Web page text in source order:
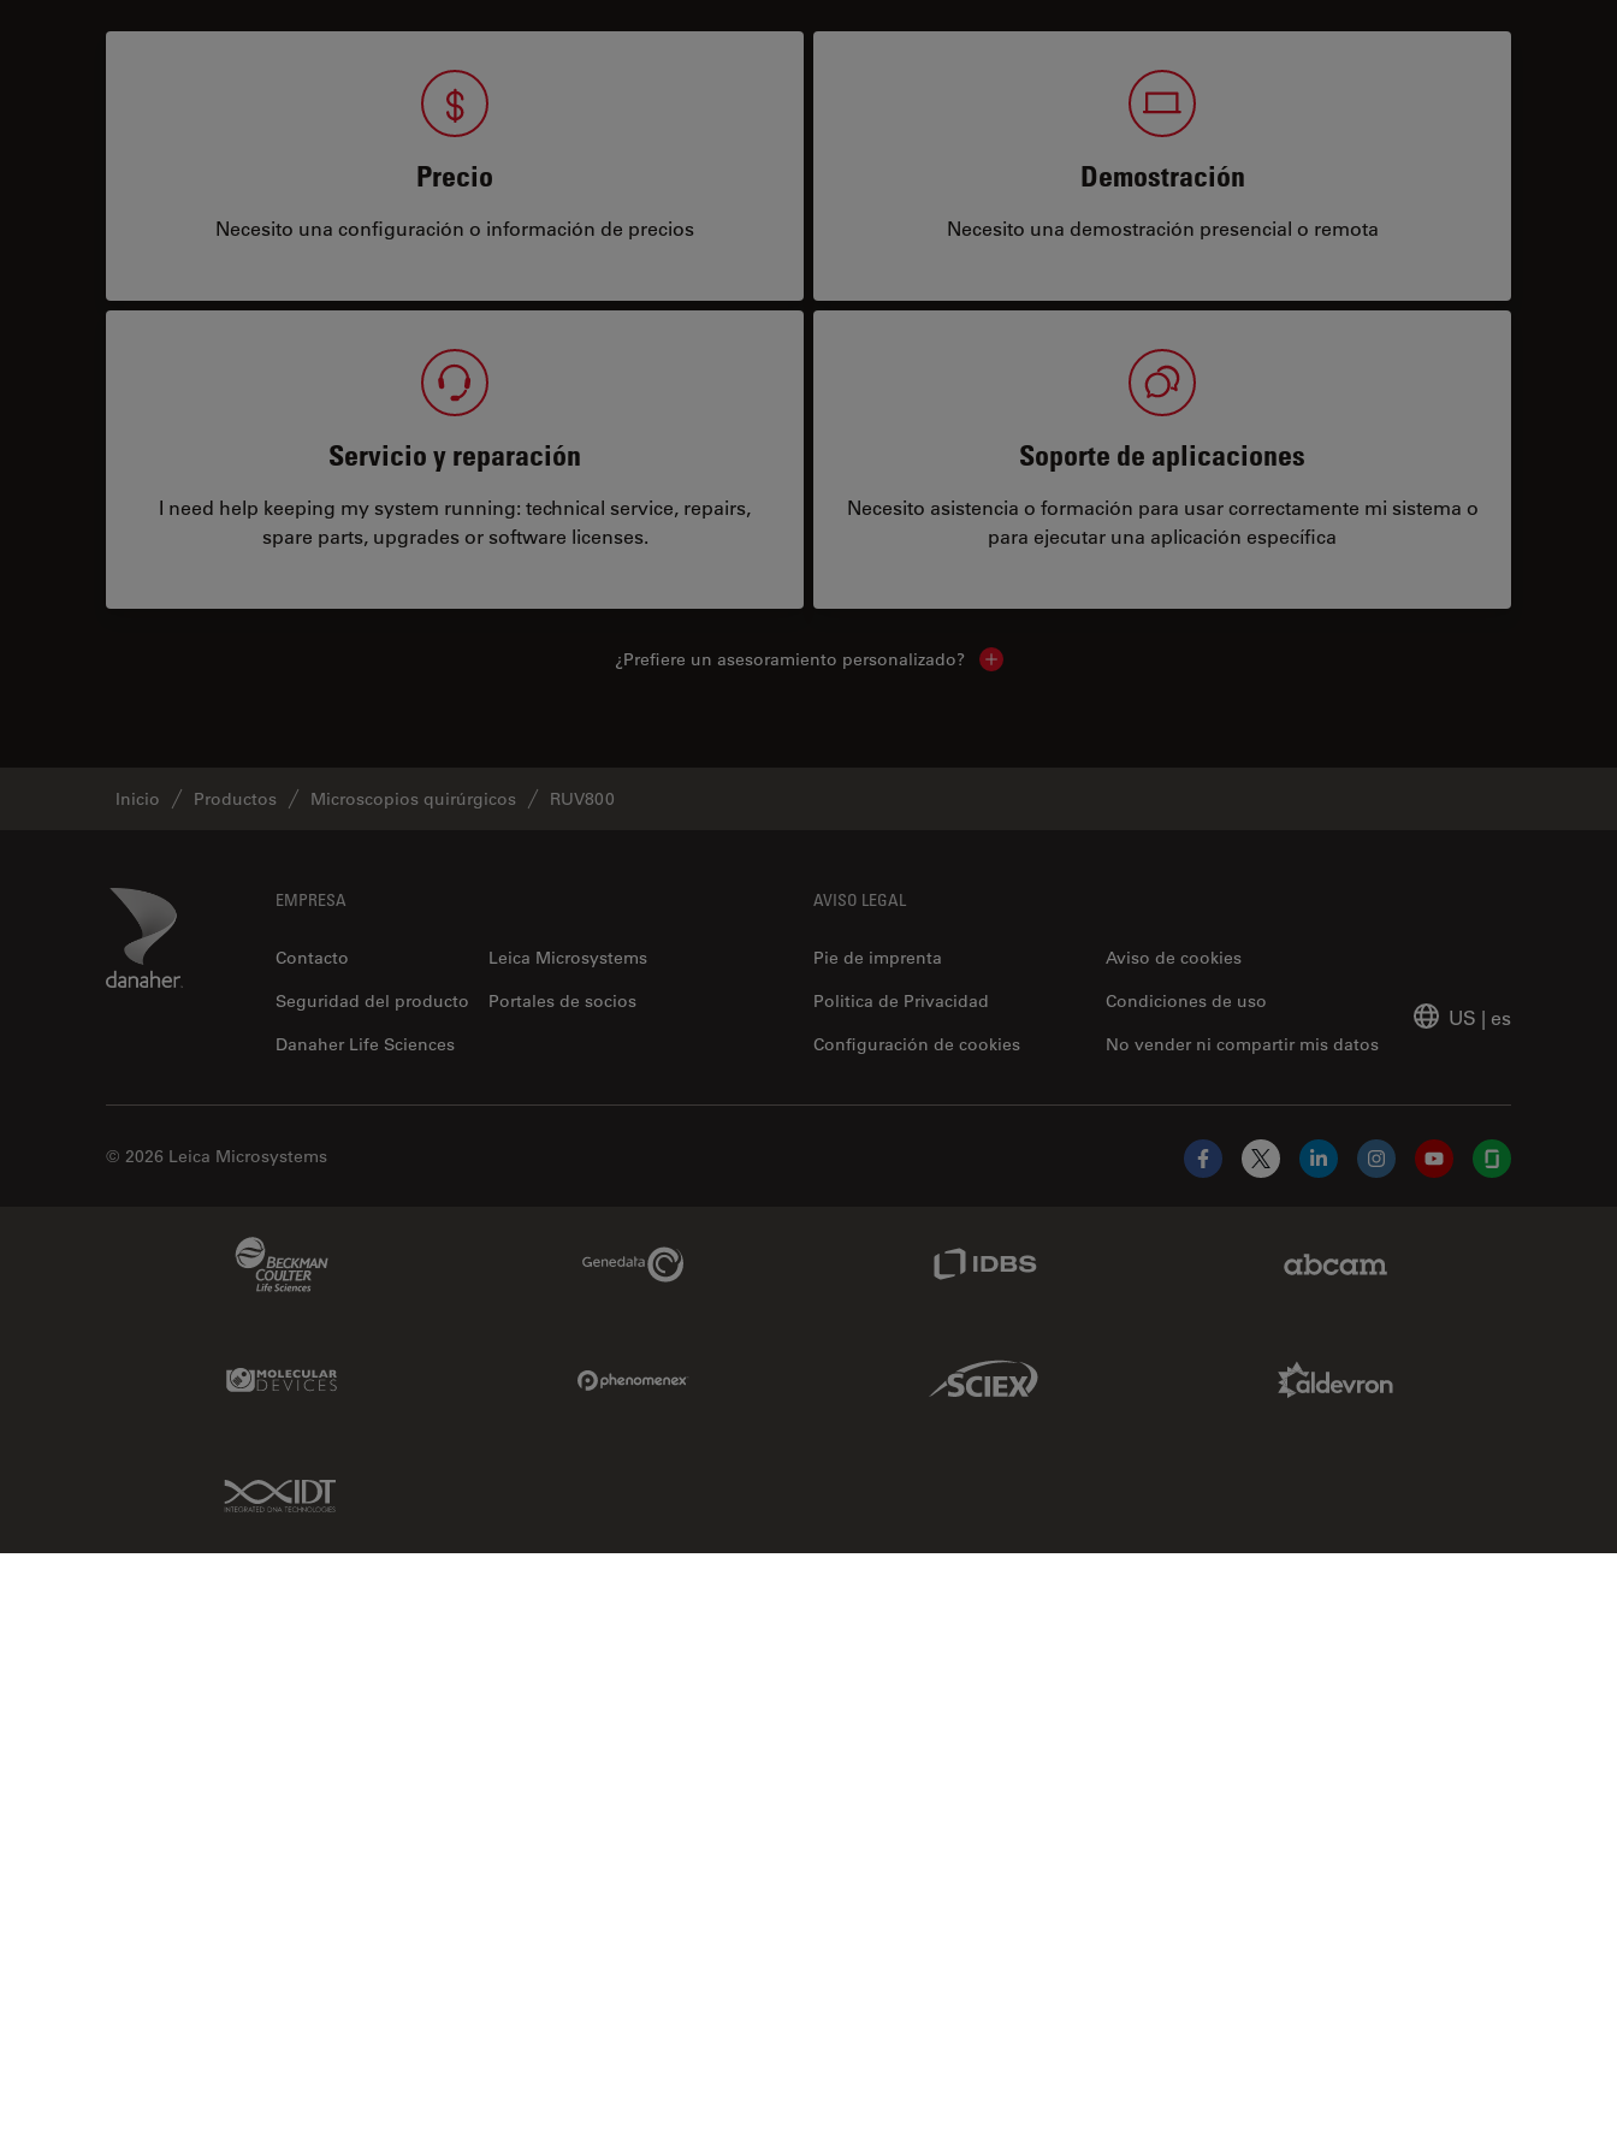
Precio
Necesito una configuración o información de precios
Demostración
Necesito una demostración presencial o remota
Servicio y reparación
I need help keeping my system running: technical service, repairs,
spare parts, upgrades or software licenses.
Soporte de aplicaciones
Necesito asistencia o formación para usar correctamente mi sistema o
para ejecutar una aplicación específica
¿Prefiere un asesoramiento personalizado? Show local contacts
Inicio Productos Microscopios quirúrgicos RUV800
Danaher Logo EMPRESA
Contacto
Leica Microsystems
Seguridad del producto
Portales de socios
Danaher Life Sciences
AVISO LEGAL
Pie de imprenta
Aviso de cookies
Politica de Privacidad
No vender ni compartir mis datos
Condiciones de uso
Configuración de cookies
US | es
© 2026 Leica Microsystems
Facebook
X LinkedInInstagramYouTubeGlassdoor
Genedata Link
Molecular Devices Link Sciex Link
IDT Link